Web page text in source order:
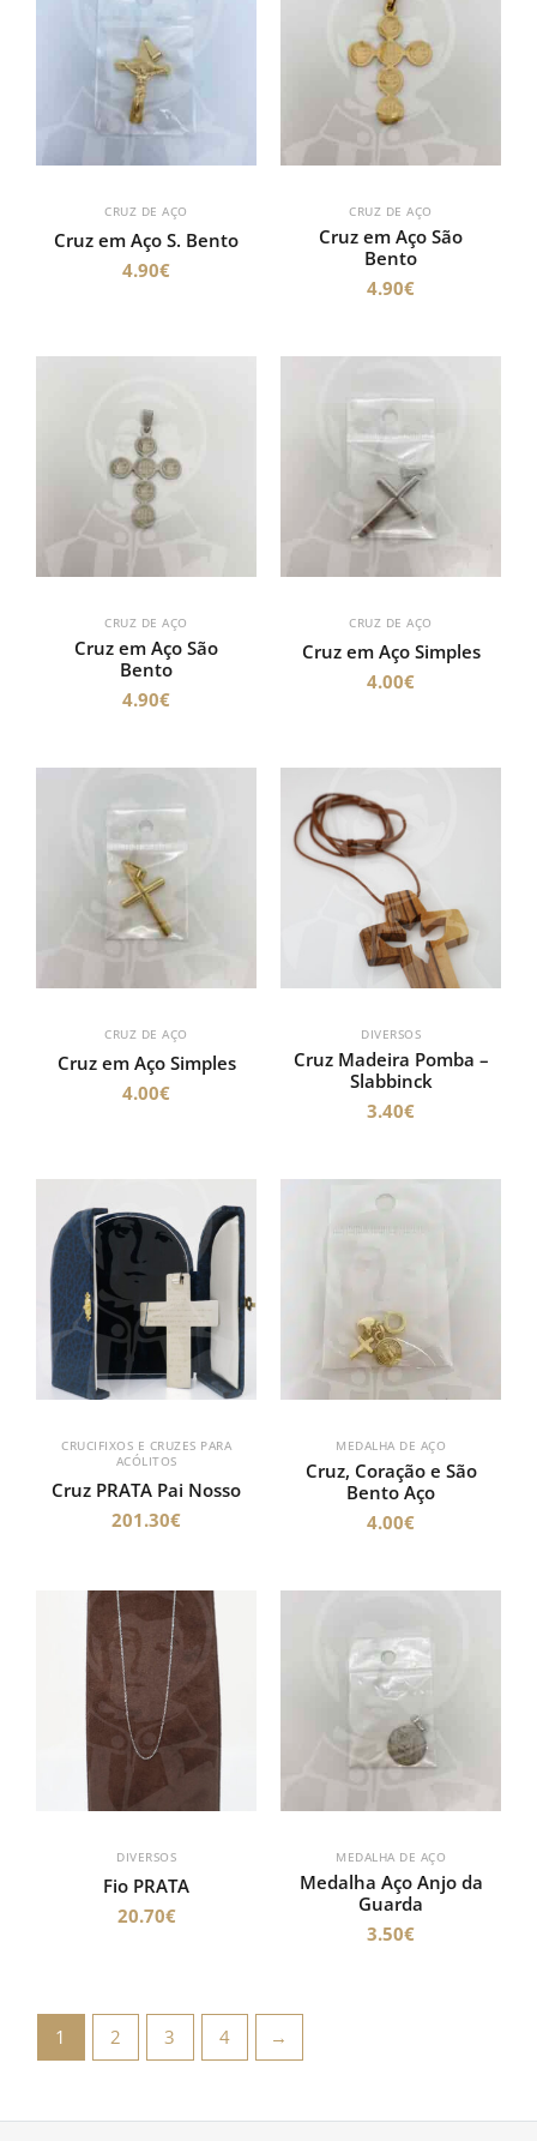
CRUZ DE AÇO
Cruz em Aço S. Bento
4.90€
CRUZ DE AÇO
Cruz em Aço São
Bento
4.90€
CRUZ DE AÇO
Cruz em Aço São
Bento
4.90€
CRUZ DE AÇO
Cruz em Aço Simples
4.00€
CRUZ DE AÇO
Cruz em Aço Simples
4.00€
DIVERSOS
Cruz Madeira Pomba –
Slabbinck
3.40€
CRUCIFIXOS E CRUZES PARA
ACÓLITOS
Cruz PRATA Pai Nosso
201.30€
MEDALHA DE AÇO
Cruz, Coração e São
Bento Aço
4.00€
DIVERSOS
Fio PRATA
20.70€
MEDALHA DE AÇO
Medalha Aço Anjo da
Guarda
3.50€
1 2 3 4 →